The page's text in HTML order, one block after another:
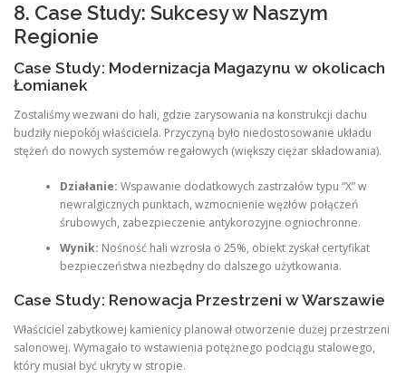
8. Case Study: Sukcesy w Naszym
Regionie
Case Study: Modernizacja Magazynu w okolicach
Łomianek
Zostaliśmy wezwani do hali, gdzie zarysowania na konstrukcji dachu
budziły niepokój właściciela. Przyczyną było niedostosowanie układu
stężeń do nowych systemów regałowych (większy ciężar składowania).
Działanie: Wspawanie dodatkowych zastrzałów typu “X” w
newralgicznych punktach, wzmocnienie węzłów połączeń
śrubowych, zabezpieczenie antykorozyjne ogniochronne.
Wynik: Nośność hali wzrosła o 25%, obiekt zyskał certyfikat
bezpieczeństwa niezbędny do dalszego użytkowania.
Case Study: Renowacja Przestrzeni w Warszawie
Właściciel zabytkowej kamienicy planował otworzenie dużej przestrzeni
salonowej. Wymagało to wstawienia potężnego podciągu stalowego,
który musiał być ukryty w stropie.